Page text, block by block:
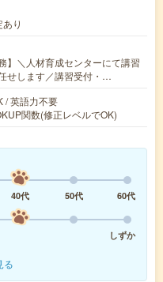
り
】＼人材育成センターにて講習
せします／講習受付・…
/ 英語力不要
関数(修正レベルでOK)
40代 50代
60代
しずか
る